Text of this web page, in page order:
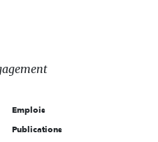
Emplois
Publications